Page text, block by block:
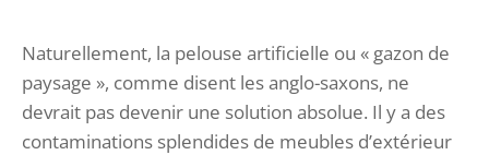
Naturellement, la pelouse artificielle ou « gazon de
paysage », comme disent les anglo-saxons, ne
devrait pas devenir une solution absolue. Il y a des
contaminations splendides de meubles d’extérieur